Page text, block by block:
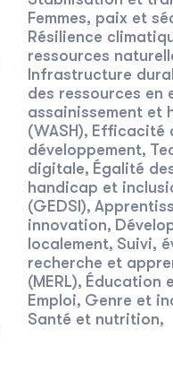
Femmes, paix et
Résilience
ressources
Infrastructure
des ressources en
assainissement et
(WASH), Efficacité
développement,
digitale, Égalité
handicap et
(GEDSI),
innovation,
localement, Suivi,
recherche et
(MERL), Éducation
Emploi, Genre et
Santé et nutrition,